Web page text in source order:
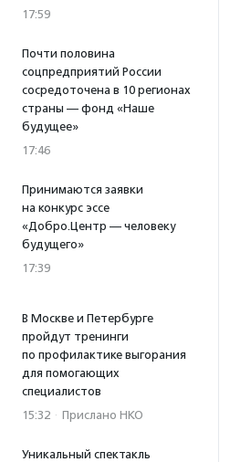
17:59
Почти половина
соцпредприятий России
сосредоточена в 10 регионах
страны — фонд «Наше
будущее»
17:46
Принимаются заявки
на конкурс эссе
«Добро.Центр — человеку
будущего»
17:39
В Москве и Петербурге
пройдут тренинги
по профилактике выгорания
для помогающих
специалистов
15:32 · Прислано НКО
Уникальный спектакль